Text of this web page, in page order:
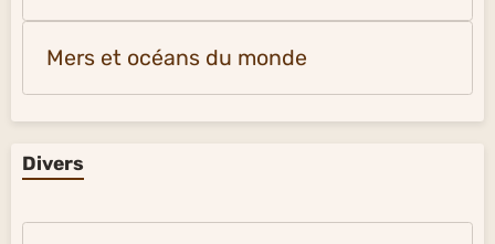
Mers et océans du monde
Divers